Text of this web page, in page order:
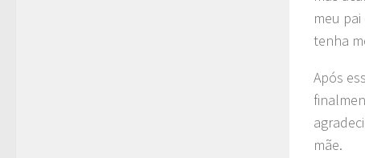
meu
tenha
Após
mãe.